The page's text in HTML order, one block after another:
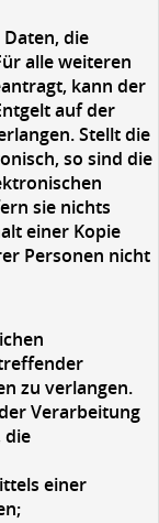
die
alle weiteren
kann der
auf der
Stellt die
so sind die
sie nichts
einer Kopie
Personen nicht
zu verlangen.
Verarbeitung
die
einer